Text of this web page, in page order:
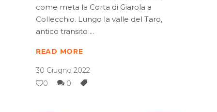
come meta la Corta di Giarola a
Collecchio. Lungo la valle del Taro,
antico transito
READ MORE
30 Giugno 2022
0
0